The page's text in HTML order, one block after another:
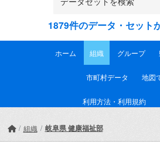
1879件のデータ・セット
ホーム 組織 グループ
市町村データ 地図
利用方法・利用規約
組織 岐阜県 健康福祉部